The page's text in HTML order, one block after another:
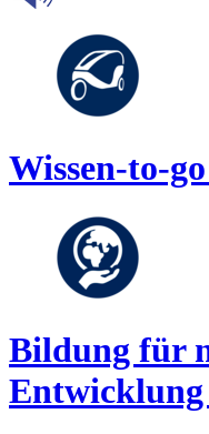
Wissen-to-
Bildung für